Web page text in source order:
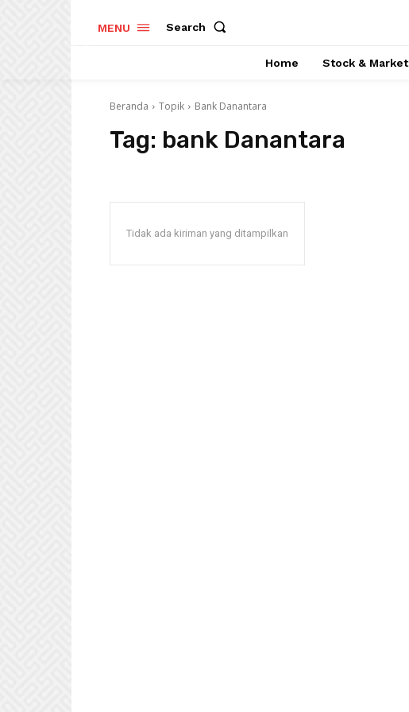
MENU Search
Home Stock & Market
Beranda Topik Bank Danantara
Tag: bank Danantara
Tidak ada kiriman yang ditampilkan